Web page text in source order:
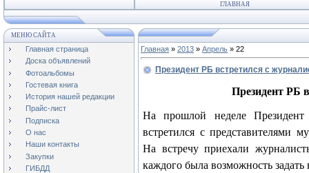
ГЛАВНАЯ
МЕНЮ САЙТА
Главная страница
Доска объявлений
Фотоальбомы
Гостевая книга
История нашей редакции
Прайс-лист
Подписка
О нас
Наши контакты
Закупки
ГИБДД
Главная » 2013 » Апрель » 22
Президент РБ встретился с
Президент РБ
На прошлой неделе Президент
встретился с представителями
На встречу приехали
каждого была возможность